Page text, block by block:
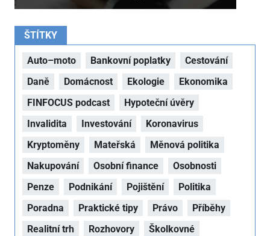
ŠTÍTKY
Auto–moto Bankovní poplatky
Cestování
Daně
Domácnost Ekologie
Ekonomika
FINFOCUS podcast
Hypoteční úvěry
Invalidita
Investování
Koronavirus
Kryptoměny
Mateřská
Měnová politika
Nakupování
Osobní finance
Osobnosti
Penze
Podnikání Pojištění
Politika
Poradna
Praktické tipy Právo
Příběhy
Realitní trh
Rozhovory
Školkovné